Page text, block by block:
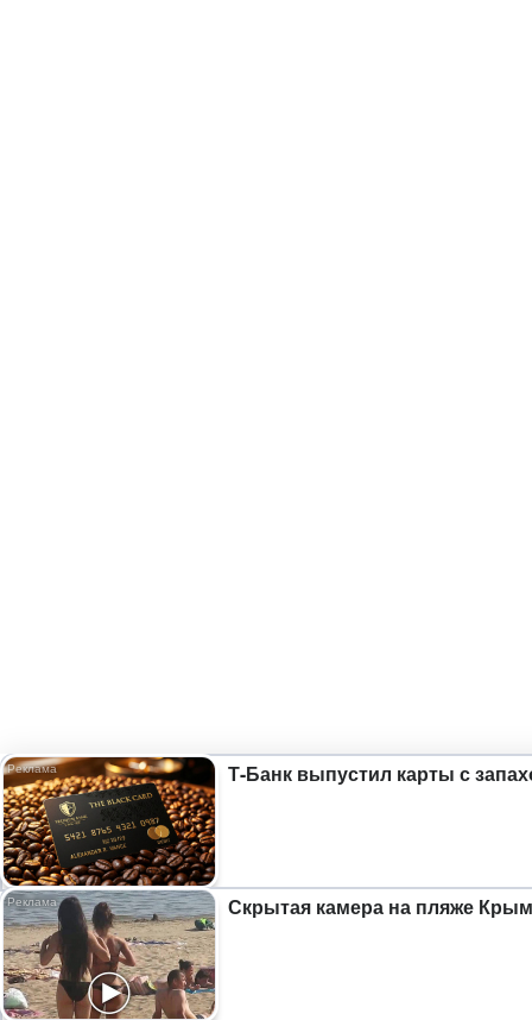
Т-Банк выпустил карты с
Скрытая камера на пляже